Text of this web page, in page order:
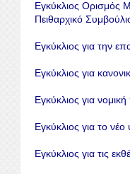
Εγκύκλιος Ορισμός
Πειθαρχικό
Εγκύκλιος για την
Εγκύκλιος για
Εγκύκλιος για
Εγκύκλιος για το
Εγκύκλιος για τις